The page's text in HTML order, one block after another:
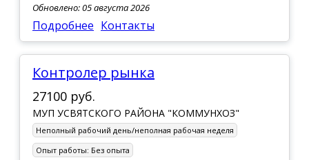
Обновлено: 05 августа 2026
Подробнее Контакты
Контролер рынка
27100 руб.
МУП УСВЯТСКОГО РАЙОНА "КОММУНХОЗ"
Неполный рабочий день/неполная рабочая неделя
Опыт работы: Без опыта